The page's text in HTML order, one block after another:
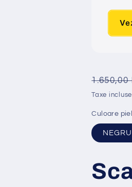
Preț
obișnuit
1.650,00
Taxe
Culoare
NEGRU